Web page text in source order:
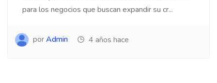
para los negocios que buscan expandir su cr...
porAdmin 4 años hace